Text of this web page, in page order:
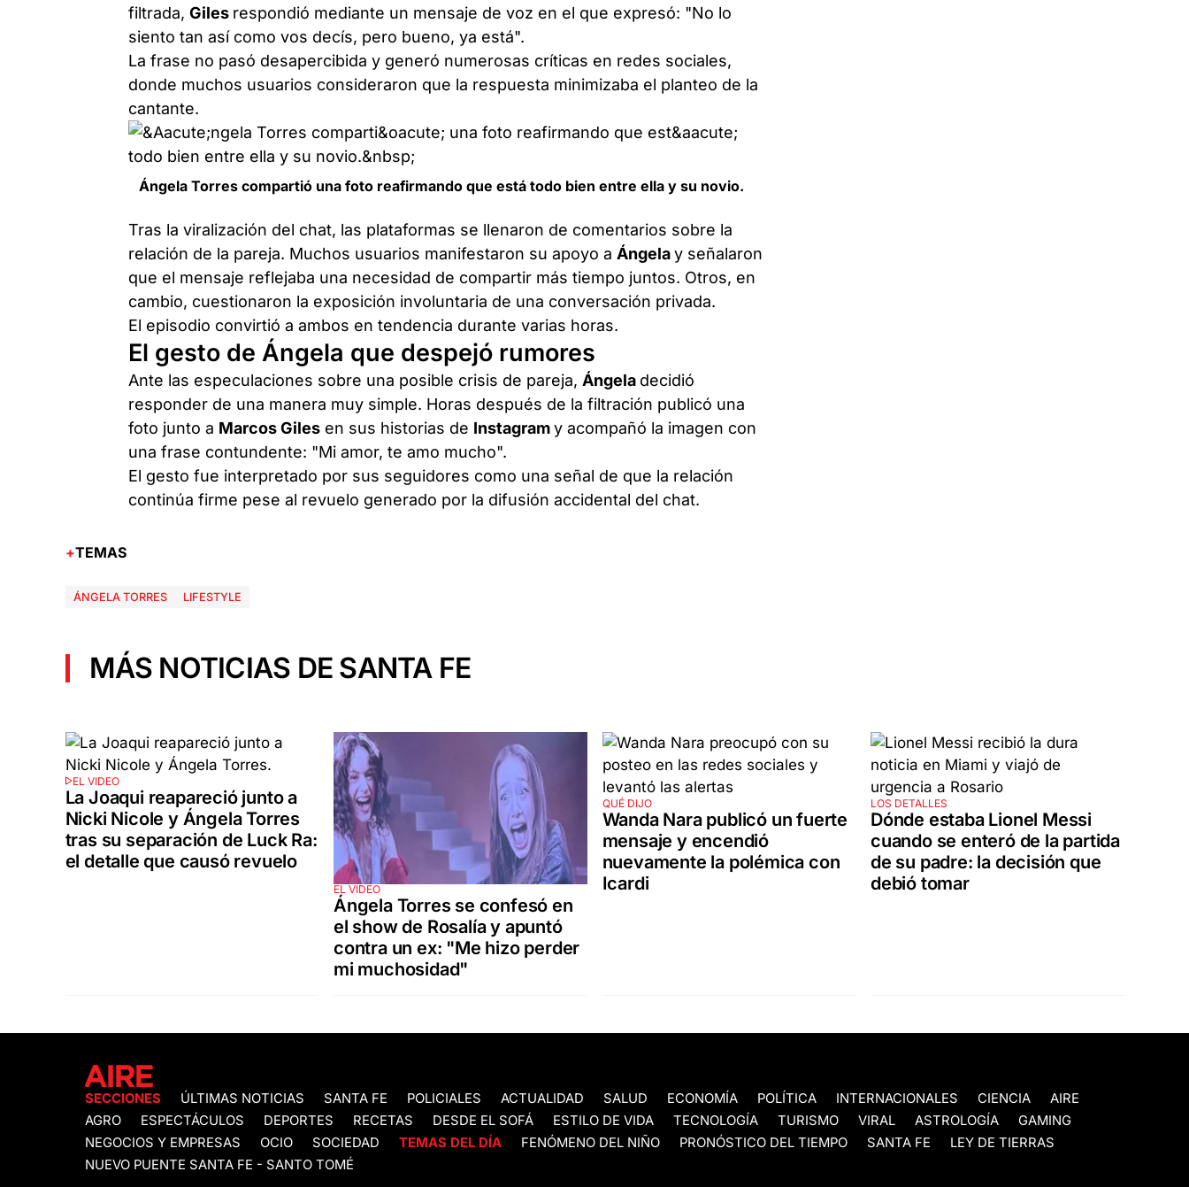
filtrada,Giles respondió mediante un mensaje de voz en el que expresó: "No lo
siento tan así como vos decís, pero bueno, ya está".
La frase no pasó desapercibida y generó numerosas críticas en redes sociales,
donde muchos usuarios consideraron que la respuesta minimizaba el planteo de la
cantante.
Ángela Torres compartió una foto reafirmando que está todo bien entre ella y su novio.
Tras la viralización del chat, las plataformas se llenaron de comentarios sobre la
relación de la pareja. Muchos usuarios manifestaron su apoyo aÁngelay señalaron
que el mensaje reflejaba una necesidad de compartir más tiempo juntos. Otros, en
cambio, cuestionaron la exposición involuntaria de una conversación privada.
El episodio convirtió a ambos en tendencia durante varias horas.
El gesto de Ángela que despejó rumores
Ante las especulaciones sobre una posible crisis de pareja,Ángela decidió
responder de una manera muy simple. Horas después de la filtración publicó una
foto junto a Marcos Giles en sus historias de Instagramy acompañó la imagen con
una frase contundente: "Mi amor, te amo mucho".
El gesto fue interpretado por sus seguidores como una señal de que la relación
continúa firme pese al revuelo generado por la difusión accidental del chat.
TEMAS
ÁNGELA TORRES LIFESTYLE
MÁS NOTICIAS DE SANTA FE
EL VIDEO
La Joaqui reapareció junto a
Nicki Nicole y Ángela Torres
tras su separación de Luck Ra:
el detalle que causó revuelo
EL VIDEO
Ángela Torres se confesó en
el show de Rosalía y apuntó
contra un ex: "Me hizo perder
mi muchosidad"
QUÉ DIJO
Wanda Nara publicó un fuerte
mensaje y encendió
nuevamente la polémica con
Icardi
LOS DETALLES
Dónde estaba Lionel Messi
cuando se enteró de la partida
de su padre: la decisión que
debió tomar
SECCIONES ÚLTIMAS NOTICIAS SANTA FE POLICIALES ACTUALIDAD SALUD ECONOMÍA POLÍTICA INTERNACIONALES CIENCIA
AIRE
AGRO
ESPECTÁCULOS DEPORTES RECETAS DESDE EL SOFÁ ESTILO DE VIDA TECNOLOGÍA TURISMO VIRAL ASTROLOGÍA
GAMING
NEGOCIOS Y EMPRESAS
OCIO SOCIEDAD TEMAS DEL DÍA FENÓMENO DEL NIÑO PRONÓSTICO DEL TIEMPO SANTA FE
LEY DE TIERRAS
NUEVO PUENTE SANTA FE - SANTO TOMÉ